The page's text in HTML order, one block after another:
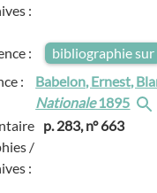
:
:
bibliographie sur
:
Babelon, Ernest,
Nationale1895
/
:
p. 283, n° 663